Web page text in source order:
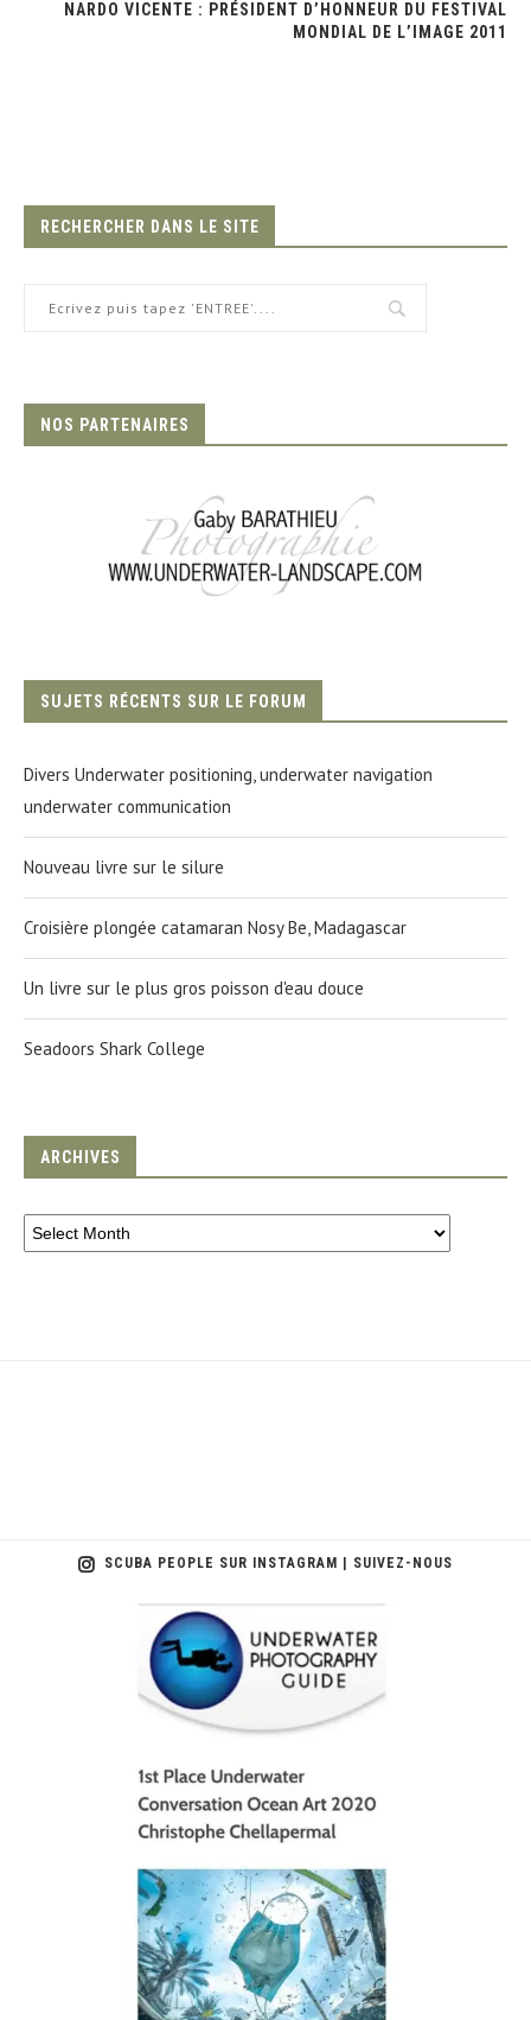
NARDO VICENTE : PRÉSIDENT D’HONNEUR DU FESTIVAL
MONDIAL DE L’IMAGE 2011
RECHERCHER DANS LE SITE
NOS PARTENAIRES
SUJETS RÉCENTS SUR LE FORUM
Divers Underwater positioning, underwater navigation
underwater communication
Nouveau livre sur le silure
Croisière plongée catamaran Nosy Be, Madagascar
Un livre sur le plus gros poisson d'eau douce
Seadoors Shark College
ARCHIVES
SCUBA PEOPLE SUR INSTAGRAM | SUIVEZ-NOUS
scuba_people_magazine